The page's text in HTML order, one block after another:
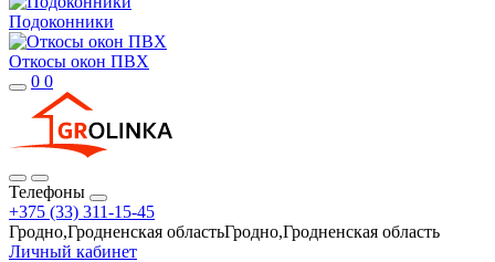
Подоконники
Откосы окон ПВХ
0 0
Телефоны
+375 (33) 311-15-45
Гродно,Гродненская областьГродно,Гродненская область
Личный кабинет